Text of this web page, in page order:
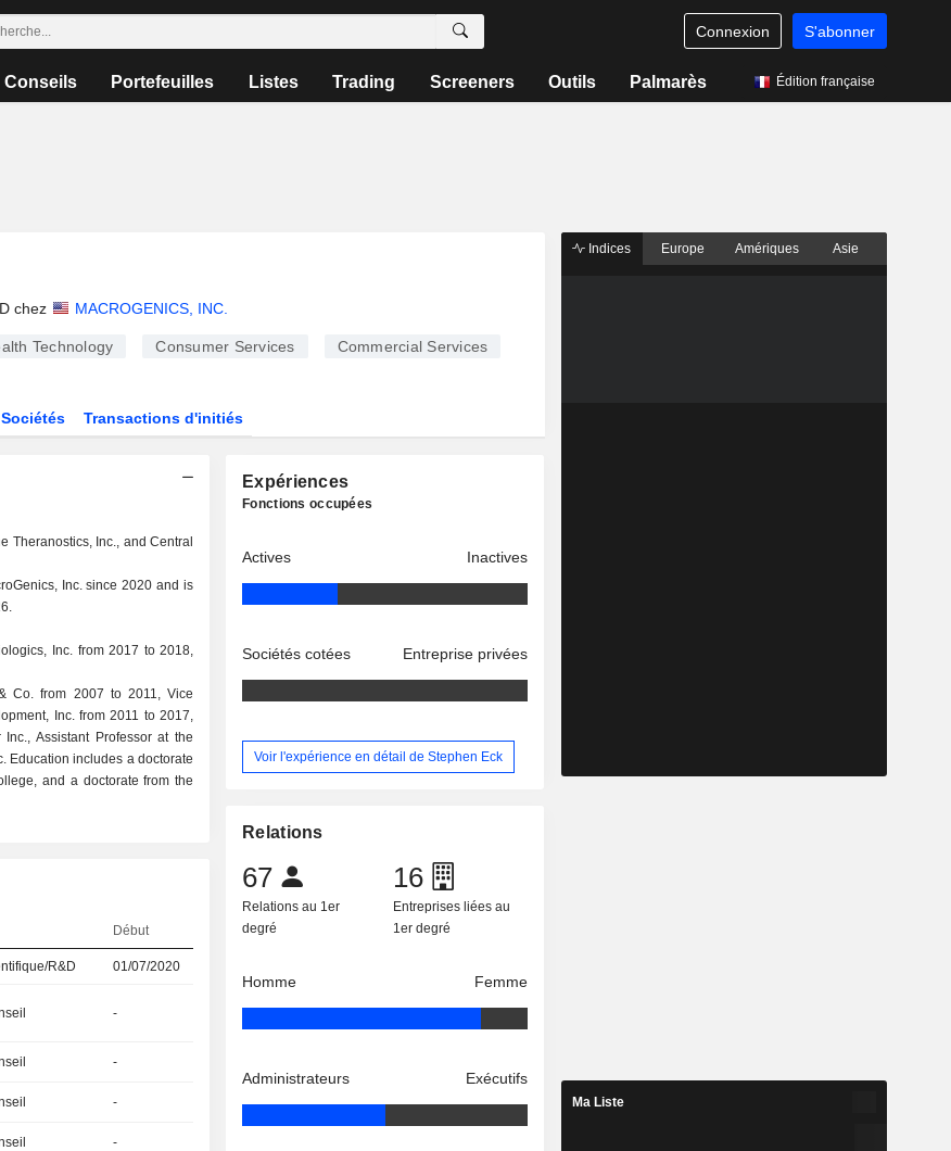
Connexion S'abonner
Conseils Portefeuilles Listes Trading Screeners Outils Palmarès Édition française
chez MACROGENICS, INC.
Technology Consumer Services Commercial Services
Transactions d'initiés
Theranostics, Inc., and Central
Inc. since 2020 and is
Inc. from 2017 to 2018,
Co. from 2007 to 2011, Vice
Inc. from 2011 to 2017,
Assistant Professor at the
Education includes a doctorate
and a doctorate from the
Début
R&D 01/07/2020
-
-
-
-
Expériences
Fonctions occupées
Actives Inactives
Sociétés cotées Entreprise privées
Voir l'expérience en détail de Stephen Eck
Relations
67
Relations au 1er
degré
16
Entreprises liées au
1er degré
Homme Femme
Administrateurs Exécutifs
Indices Europe Amériques Asie
Ma Liste